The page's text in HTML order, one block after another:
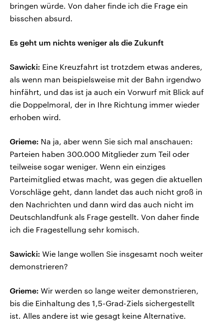
bringen würde. Von daher finde ich die Frage ein
bisschen absurd.
Es geht um nichts weniger als die Zukunft
Sawicki: Eine Kreuzfahrt ist trotzdem etwas anderes,
als wenn man beispielsweise mit der Bahn irgendwo
hinfährt, und das ist ja auch ein Vorwurf mit Blick auf
die Doppelmoral, der in Ihre Richtung immer wieder
erhoben wird.
Grieme: Na ja, aber wenn Sie sich mal anschauen:
Parteien haben 300.000 Mitglieder zum Teil oder
teilweise sogar weniger. Wenn ein einziges
Parteimitglied etwas macht, was gegen die aktuellen
Vorschläge geht, dann landet das auch nicht groß in
den Nachrichten und dann wird das auch nicht im
Deutschlandfunk als Frage gestellt. Von daher finde
ich die Fragestellung sehr komisch.
Sawicki: Wie lange wollen Sie insgesamt noch weiter
demonstrieren?
Grieme: Wir werden so lange weiter demonstrieren,
bis die Einhaltung des 1,5-Grad-Ziels sichergestellt
ist. Alles andere ist wie gesagt keine Alternative.